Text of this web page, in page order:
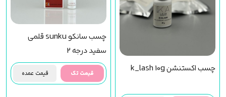
چسب اکستنشن k_lash 10g
چسب سانکو sunku قلمی
سفید درجه 2
قیمت تک قیمت عمده